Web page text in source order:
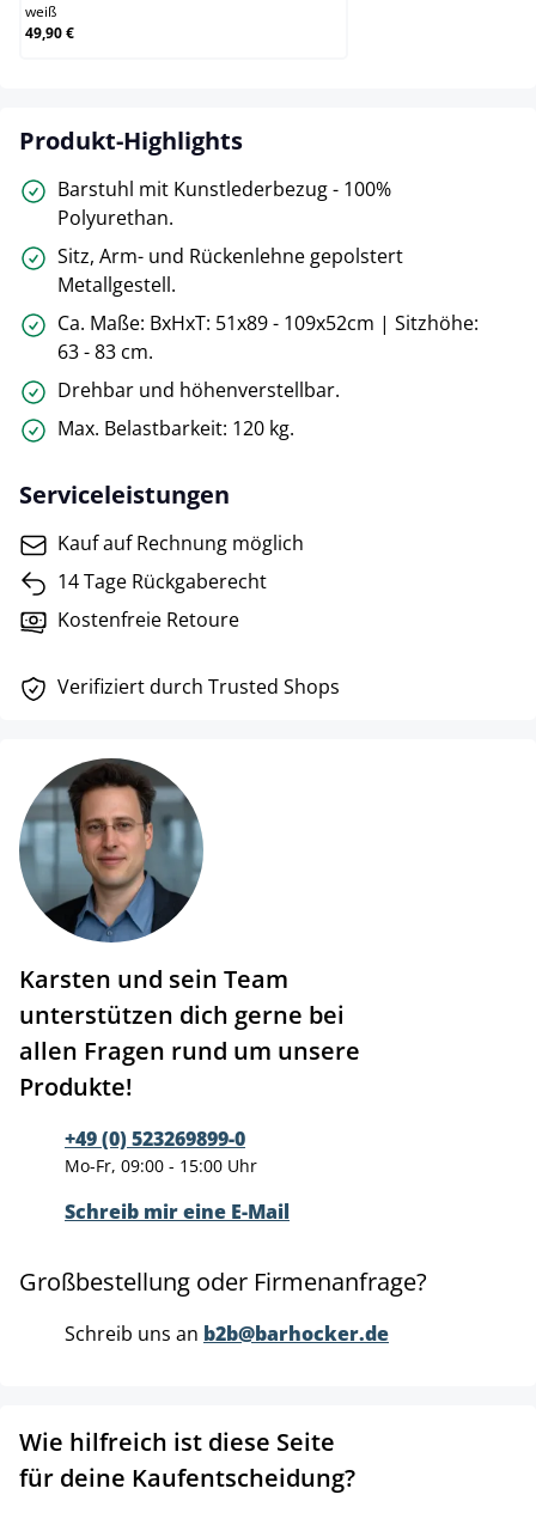
weiß
49,90 €
Produkt-Highlights
Barstuhl mit Kunstlederbezug - 100%
Polyurethan.
Sitz, Arm- und Rückenlehne gepolstert
Metallgestell.
Ca. Maße: BxHxT: 51x89 - 109x52cm | Sitzhöhe:
63 - 83 cm.
Drehbar und höhenverstellbar.
Max. Belastbarkeit: 120 kg.
Serviceleistungen
Kauf auf Rechnung möglich
14 Tage Rückgaberecht
Kostenfreie Retoure
Verifiziert durch Trusted Shops
Karsten und sein Team
unterstützen dich gerne bei
allen Fragen rund um unsere
Produkte!
+49 (0) 523269899-0
Mo-Fr, 09:00 - 15:00 Uhr
Schreib mir eine E-Mail
Großbestellung oder Firmenanfrage?
Schreib uns an b2b@barhocker.de
Wie hilfreich ist diese Seite
für deine Kaufentscheidung?